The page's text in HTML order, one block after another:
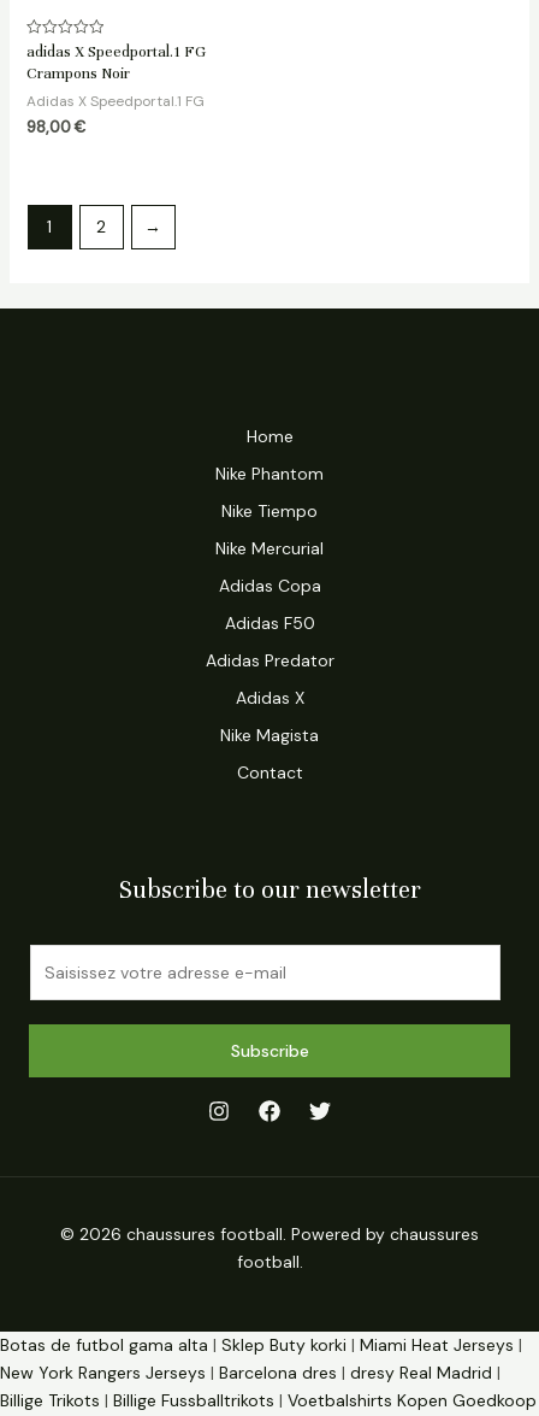
Note
sur
adidas X Speedportal.1 FG
Crampons Noir
Adidas X Speedportal.1 FG
98,00€
1 2 →
Home
Nike Phantom
Nike Tiempo
Nike Mercurial
Adidas Copa
Adidas F50
Adidas Predator
Adidas X
Nike Magista
Contact
Subscribe to our newsletter
Subscribe
© 2026 chaussures football. Powered by chaussures
football.
Botas de futbol gama alta | Sklep Buty korki | Miami Heat Jerseys |
New York Rangers Jerseys | Barcelona dres | dresy Real Madrid |
Billige Trikots | Billige Fussballtrikots | Voetbalshirts Kopen Goedkoop